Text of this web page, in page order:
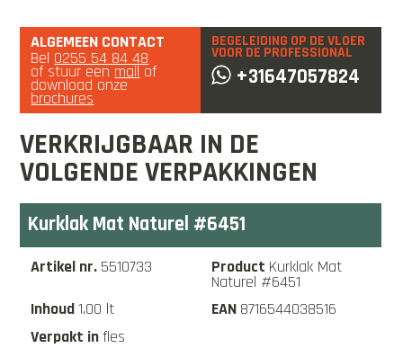
ALGEMEEN CONTACT
Bel 0255 54 84 48
of stuur eenmailof
download onze
brochures
BEGELEIDING OP DE VLOER
VOOR DE PROFESSIONAL
+31647057824
VERKRIJGBAAR IN DE
VOLGENDE VERPAKKINGEN
Kurklak Mat Naturel #6451
5510733 Kurklak Mat
Naturel #6451
1,00 lt
8716544038516
fles